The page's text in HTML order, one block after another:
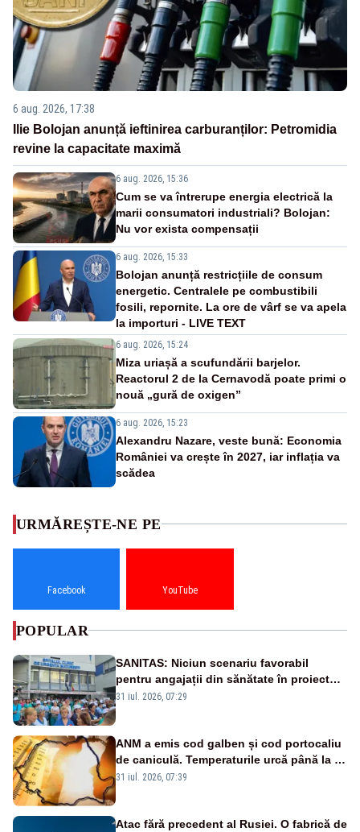
6 aug. 2026, 17:38
Ilie Bolojan anunță ieftinirea carburanților: Petromidia
revine la capacitate maximă
6 aug. 2026, 15:36
Cum se va întrerupe energia electrică la
marii consumatori industriali? Bolojan:
Nu vor exista compensații
6 aug. 2026, 15:33
Bolojan anunță restricțiile de consum
energetic. Centralele pe combustibili
fosili, repornite. La ore de vârf se va apela
la importuri - LIVE TEXT
6 aug. 2026, 15:24
Miza uriașă a scufundării barjelor.
Reactorul 2 de la Cernavodă poate primi o
nouă „gură de oxigen”
6 aug. 2026, 15:23
Alexandru Nazare, veste bună: Economia
României va crește în 2027, iar inflația va
scădea
URMĂREȘTE-NE PE
Facebook YouTube
POPULAR
SANITAS: Niciun scenariu favorabil
pentru angajații din sănătate în proiectul
Legii salarizării
31 iul. 2026, 07:29
ANM a emis cod galben și cod portocaliu
de caniculă. Temperaturile urcă până la 38
de grade, iar nopțile devin tropicale
31 iul. 2026, 07:39
Atac fără precedent al Rusiei. O fabrică de